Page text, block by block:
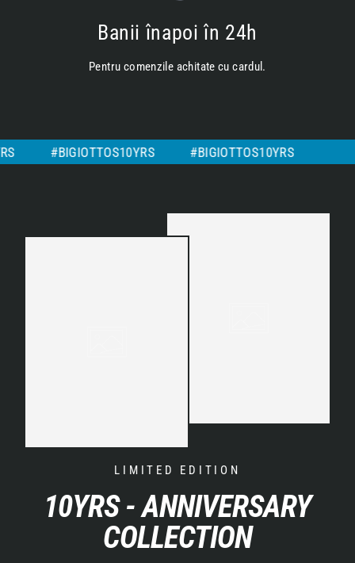
Banii înapoi în 24h
Pentru comenzile achitate cu cardul.
#BIGIOTTOS10YRS #BIGIOTTOS10YRS
LIMITED EDITION
10YRS - ANNIVERSARY
COLLECTION